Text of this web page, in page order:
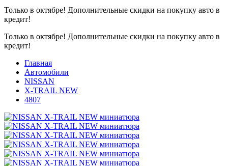
Только в октябре! Дополнительные скидки на покупку авто в
кредит!
Только в октябре! Дополнительные скидки на покупку авто в
кредит!
Главная
Автомобили
NISSAN
X-TRAIL NEW
4807